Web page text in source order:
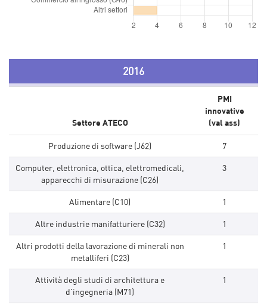
2016
Settore ATECO
PMI
innovative
(val ass)
Produzione di software (J62) 7
Computer, elettronica, ottica, elettromedicali,
apparecchi di misurazione (C26)
3
Alimentare (C10) 1
Altre industrie manifatturiere (C32) 1
Altri prodotti della lavorazione di minerali non
metalliferi (C23)
1
Attività degli studi di architettura e
d'ingegneria (M71)
1